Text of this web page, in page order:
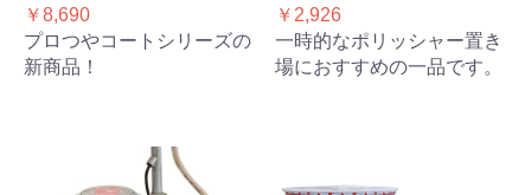
￥8,690
プロつやコートシリーズの
新商品！
￥2,926
一時的なポリッシャー置き
場におすすめの一品です。